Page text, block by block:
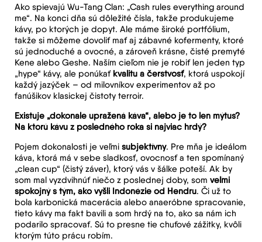
Ako spievajú Wu-Tang Clan: „Cash rules everything around
me“. Na konci dňa sú dôležité čísla, takže produkujeme
kávy, po ktorých je dopyt. Ale máme široké portfólium,
takže si môžeme dovoliť mať aj zábavné kofermenty, ktoré
sú jednoduché a ovocné, a zároveň krásne, čisté premyté
Kene alebo Geshe. Naším cieľom nie je robiť len jeden typ
„hype“ kávy, ale ponúkať kvalitu a čerstvosť, ktorá uspokojí
každý jazýček – od milovníkov experimentov až po
fanúšikov klasickej čistoty terroir.
Existuje „dokonale upražená káva“, alebo je to len mýtus?
Na ktorú kávu z posledného roka si najviac hrdý?
Pojem dokonalosti je veľmisubjektívny. Pre mňa je ideálom
káva, ktorá má v sebe sladkosť, ovocnosť a ten spomínaný
„clean cup“ (čistý záver), ktorý vás v šálke poteší. Ak by
som mal vyzdvihnúť niečo z poslednej doby, somveľmi
spokojný s tým, ako vyšli Indonézie od Hendru. Či už to
bola karbonická macerácia alebo anaeróbne spracovanie,
tieto kávy ma fakt bavili a som hrdý na to, ako sa nám ich
podarilo spracovať. Sú to presne tie chuťové zážitky, kvôli
ktorým túto prácu robím.